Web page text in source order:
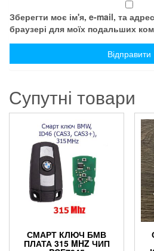
Зберегти моє ім'я, e-mail, та
браузері для моїх подальших
Супутні товари
СМАРТ КЛЮЧ БМВ
ПЛАТА 315 MHZ ЧИП